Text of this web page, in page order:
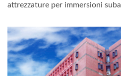
attrezzature per immersioni